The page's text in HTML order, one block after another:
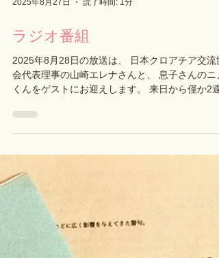
ラジオ番組
2025年8月28日の放送は、 日本クロアチア交流
くんをゲストにお迎えします。 来日から僅か2週
辛い時に、キリストとの出会いが与えら...